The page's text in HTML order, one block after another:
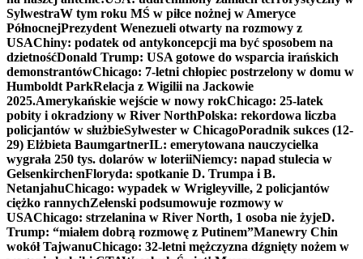
SylwestraW tym roku MŚ w piłce nożnej w Ameryce
PółnocnejPrezydent Wenezueli otwarty na rozmowy z
USAChiny: podatek od antykoncepcji ma być sposobem na
dzietnośćDonald Trump: USA gotowe do wsparcia irańskich
demonstrantówChicago: 7-letni chłopiec postrzelony w domu w
Humboldt ParkRelacja z Wigilii na Jackowie
2025.Amerykańskie wejście w nowy rokChicago: 25-latek
pobity i okradziony w River NorthPolska: rekordowa liczba
policjantów w służbieSylwester w ChicagoPoradnik sukces (12-
29) Elżbieta BaumgartnerIL: emerytowana nauczycielka
wygrała 250 tys. dolarów w loteriiNiemcy: napad stulecia w
GelsenkirchenFloryda: spotkanie D. Trumpa i B.
NetanjahuChicago: wypadek w Wrigleyville, 2 policjantów
ciężko rannychZełenski podsumowuje rozmowy w
USAChicago: strzelanina w River North, 1 osoba nie żyjeD.
Trump: “miałem dobrą rozmowę z Putinem”Manewry Chin
wokół TajwanuChicago: 32-letni mężczyzna dźgnięty nożem w